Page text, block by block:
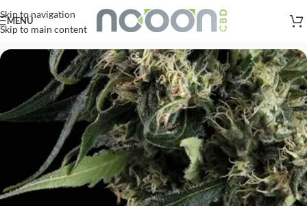
Skip to navigation
Skip to main content
Versandkostenfreie Lieferung nach AT, DE ab
MENÜ